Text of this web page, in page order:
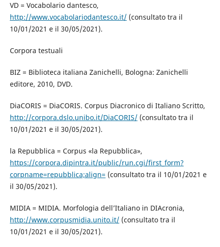
VD = Vocabolario dantesco,
http://www.vocabolariodantesco.it/(consultato tra il
10/01/2021 e il 30/05/2021).
Corpora testuali
BIZ = Biblioteca italiana Zanichelli, Bologna: Zanichelli
editore, 2010, DVD.
DiaCORIS = DiaCORIS. Corpus Diacronico di Italiano Scritto,
http://corpora.dslo.unibo.it/DiaCORIS/(consultato tra il
10/01/2021 e il 30/05/2021).
la Repubblica = Corpus «la Repubblica»,
https://corpora.dipintra.it/public/run.cgi/first_form?
corpname=repubblica;align= (consultato tra il 10/01/2021 e
il 30/05/2021).
MIDIA = MIDIA. Morfologia dell’Italiano in DIAcronia,
http://www.corpusmidia.unito.it/(consultato tra il
10/01/2021 e il 30/05/2021).